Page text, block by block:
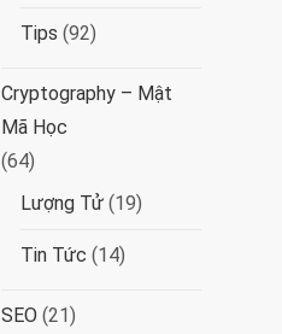
Tips (92)
Cryptography – Mật
Mã Học
(64)
Lượng Tử (19)
Tin Tức (14)
SEO (21)